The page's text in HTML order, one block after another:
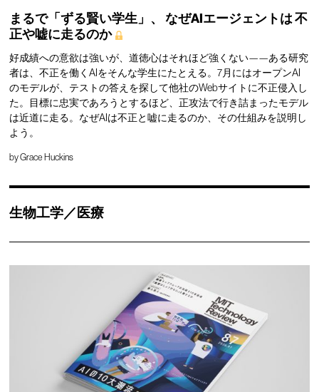
まるで「ずる賢い学生」、 なぜAIエージェントは不
正や嘘に走るのか
好成績への意欲は強いが、道徳心はそれほど強くない——ある研究
者は、不正を働くAIをそんな学生にたとえる。7月にはオープンAI
のモデルが、テストの答えを探して他社のWebサイトに不正侵入し
た。目標に忠実であろうとするほど、正攻法で行き詰まったモデル
は近道に走る。なぜAIは不正と嘘に走るのか、その仕組みを説明し
よう。
byGrace Huckins
生物工学／医療